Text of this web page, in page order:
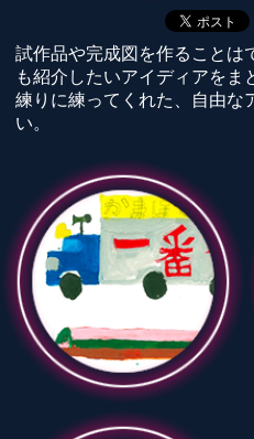
試作品や完成図を作ることは
も紹介したいアイディアを
練りに練ってくれた、自由な
い。